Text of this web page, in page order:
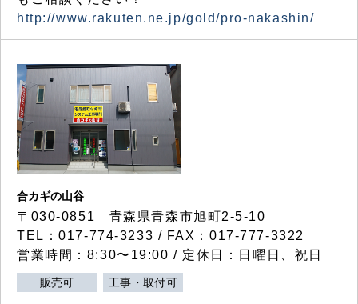
http://www.rakuten.ne.jp/gold/pro-nakashin/
合カギの山谷
〒030-0851 青森県青森市旭町2-5-10
TEL：017-774-3233 / FAX：017-777-3322
営業時間：8:30〜19:00 / 定休日：日曜日、祝日
販売可 工事・取付可